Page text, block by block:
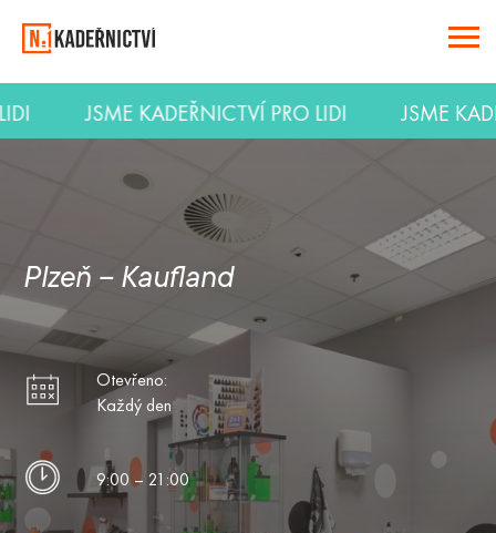
JSME KADEŘNICTVÍ PRO LIDI JSME
Plzeň – Kaufland
Otevřeno:
Každý den
9:00 – 21:00